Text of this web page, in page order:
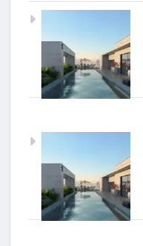
5